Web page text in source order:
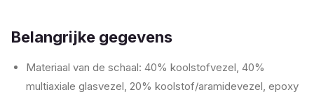
Belangrijke gegevens
Materiaal van de schaal: 40% koolstofvezel, 40%
multiaxiale glasvezel, 20% koolstof/aramidevezel, epoxy